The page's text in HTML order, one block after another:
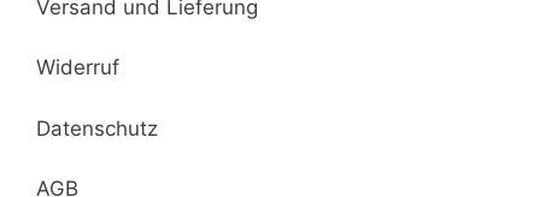
Versand und Lieferung
Widerruf
Datenschutz
AGB